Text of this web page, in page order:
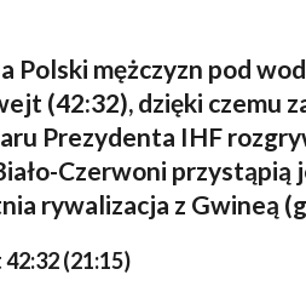
Polski mężczyzn pod
(42:32), dzięki czemu
Prezydenta IHF
Czerwoni przystąpią
rywalizacja z Gwineą
(21:15)